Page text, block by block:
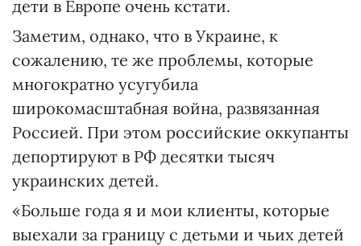
дети в Европе очень кстати.
Заметим, однако, что в Украине, к
сожалению, те же проблемы, которые
многократно усугубила
широкомасштабная война, развязанная
Россией. При этом российские оккупанты
депортируют в РФ десятки тысяч
украинских детей.
«Больше года я и мои клиенты, которые
выехали за границу с детьми и чьих детей